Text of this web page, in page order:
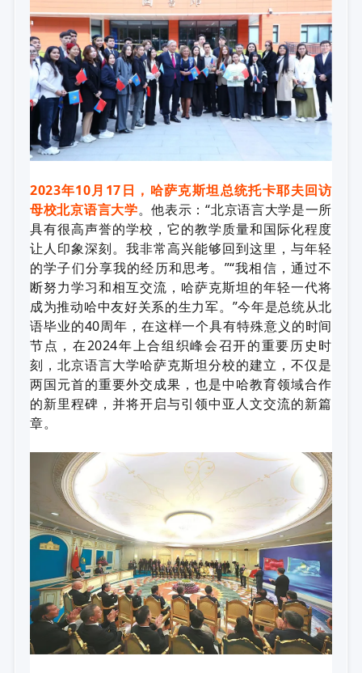
2023年10月17日，哈萨克斯坦总统托卡耶夫回访
母校北京语言大学。他表示：“北京语言大学是一所
具有很高声誉的学校，它的教学质量和国际化程度
让人印象深刻。我非常高兴能够回到这里，与年轻
的学子们分享我的经历和思考。”“我相信，通过不
断努力学习和相互交流，哈萨克斯坦的年轻一代将
成为推动哈中友好关系的生力军。”今年是总统从北
语毕业的40周年，在这样一个具有特殊意义的时间
节点，在2024年上合组织峰会召开的重要历史时
刻，北京语言大学哈萨克斯坦分校的建立，不仅是
两国元首的重要外交成果，也是中哈教育领域合作
的新里程碑，并将开启与引领中亚人文交流的新篇
章。